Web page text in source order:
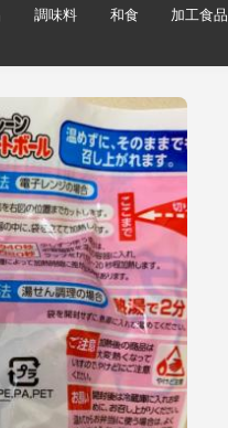
調味料 和食 加工食品